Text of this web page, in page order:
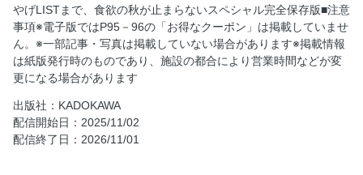
定番から変わり種まで、毎日食べたくなる逸品ぞろい 彩り
豊かなおにぎりカタログ
九州全県、津々浦々！ 食欲倍増必至のご飯のお供選手権
SNS連動企画 推しメン太子ランキング
秋限定の日本酒を求めて “ひやおろし”蔵元巡り「佐賀県」
旬の食材と温泉で美を磨く♪ 癒しの美容グルメ旅「長崎
県」
やげLISTまで、食欲の秋が止まらないスペシャル完全保存版■注意
事項※電子版ではP95－96の「お得なクーポン」は掲載していませ
ん。※一部記事・写真は掲載していない場合があります※掲載情報
は紙版発行時のものであり、施設の都合により営業時間などが変
更になる場合があります
出版社：KADOKAWA
配信開始日：2025/11/02
配信終了日：2026/11/01